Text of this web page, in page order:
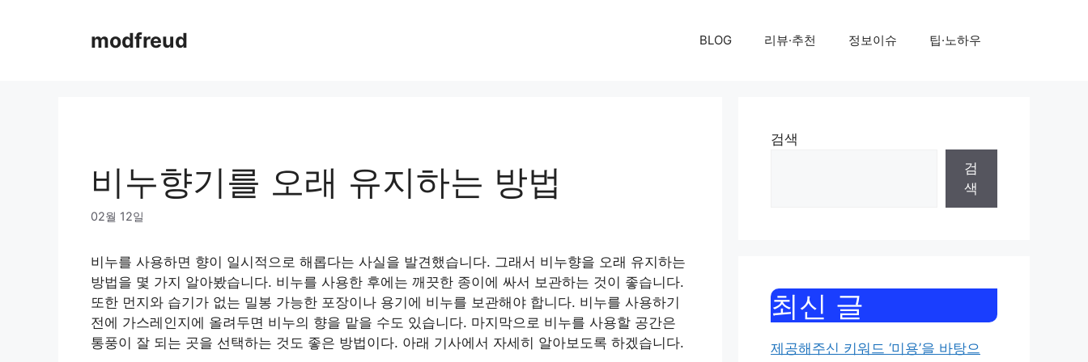
modfreud BLOG 리뷰·추천 정보이슈 팁·노하우
비누향기를 오래 유지하는 방법
02월 12일
비누를 사용하면 향이 일시적으로 해롭다는 사실을 발견했습니다. 그래서 비누향을 오래 유지하는
방법을 몇 가지 알아봤습니다. 비누를 사용한 후에는 깨끗한 종이에 싸서 보관하는 것이 좋습니다.
또한 먼지와 습기가 없는 밀봉 가능한 포장이나 용기에 비누를 보관해야 합니다. 비누를 사용하기
전에 가스레인지에 올려두면 비누의 향을 맡을 수도 있습니다. 마지막으로 비누를 사용할 공간은
통풍이 잘 되는 곳을 선택하는 것도 좋은 방법이다. 아래 기사에서 자세히 알아보도록 하겠습니다.
검색
검
색
최신 글
제공해주신 키워드 ‘미용’을 바탕으